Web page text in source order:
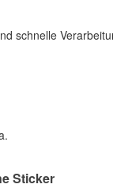
schnelle
Sticker